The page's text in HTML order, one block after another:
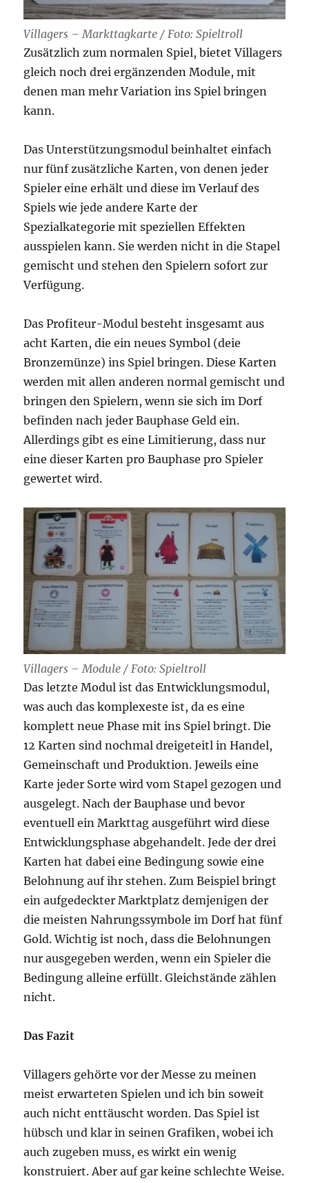
Villagers – Markttagkarte / Foto: Spieltroll
Zusätzlich zum normalen Spiel, bietet Villagers
gleich noch drei ergänzenden Module, mit
denen man mehr Variation ins Spiel bringen
kann.
Das Unterstützungsmodul beinhaltet einfach
nur fünf zusätzliche Karten, von denen jeder
Spieler eine erhält und diese im Verlauf des
Spiels wie jede andere Karte der
Spezialkategorie mit speziellen Effekten
ausspielen kann. Sie werden nicht in die Stapel
gemischt und stehen den Spielern sofort zur
Verfügung.
Das Profiteur-Modul besteht insgesamt aus
acht Karten, die ein neues Symbol (deie
Bronzemünze) ins Spiel bringen. Diese Karten
werden mit allen anderen normal gemischt und
bringen den Spielern, wenn sie sich im Dorf
befinden nach jeder Bauphase Geld ein.
Allerdings gibt es eine Limitierung, dass nur
eine dieser Karten pro Bauphase pro Spieler
gewertet wird.
Villagers – Module / Foto: Spieltroll
Das letzte Modul ist das Entwicklungsmodul,
was auch das komplexeste ist, da es eine
komplett neue Phase mit ins Spiel bringt. Die
12 Karten sind nochmal dreigeteitl in Handel,
Gemeinschaft und Produktion. Jeweils eine
Karte jeder Sorte wird vom Stapel gezogen und
ausgelegt. Nach der Bauphase und bevor
eventuell ein Markttag ausgeführt wird diese
Entwicklungsphase abgehandelt. Jede der drei
Karten hat dabei eine Bedingung sowie eine
Belohnung auf ihr stehen. Zum Beispiel bringt
ein aufgedeckter Marktplatz demjenigen der
die meisten Nahrungssymbole im Dorf hat fünf
Gold. Wichtig ist noch, dass die Belohnungen
nur ausgegeben werden, wenn ein Spieler die
Bedingung alleine erfüllt. Gleichstände zählen
nicht.
Das Fazit
Villagers gehörte vor der Messe zu meinen
meist erwarteten Spielen und ich bin soweit
auch nicht enttäuscht worden. Das Spiel ist
hübsch und klar in seinen Grafiken, wobei ich
auch zugeben muss, es wirkt ein wenig
konstruiert. Aber auf gar keine schlechte Weise.